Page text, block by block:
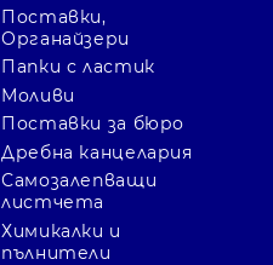
Поставки,
Органайзери
Папки с ластик
Моливи
Поставки за бюро
Дребна канцелария
Самозалепващи
листчета
Химикалки и
пълнители